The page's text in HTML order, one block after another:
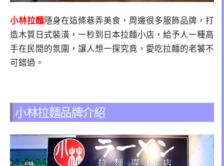
小林拉麵 隱身在這條巷弄美食，周邊很多服飾品牌，打
造木質日式裝潢，一秒到日本拉麵小店，給予人一種高
手在民間的氛圍，讓人想一探究竟，愛吃拉麵的老饕不
可錯過。
小林拉麵品牌介紹